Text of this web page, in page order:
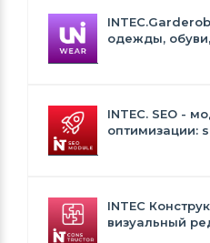
одежды,
INTEC. SEO -
оптимизации:
INTEC
визуальный